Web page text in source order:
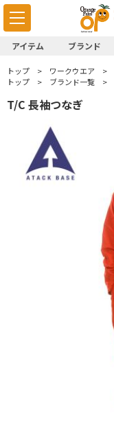
アイテム ブランド
トップ ワークウエア
トップ
ブランド一覧
T/C 長袖つなぎ